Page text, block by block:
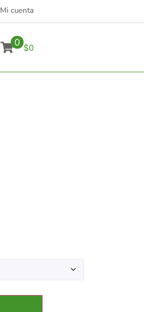
Mi cuenta
0 $0